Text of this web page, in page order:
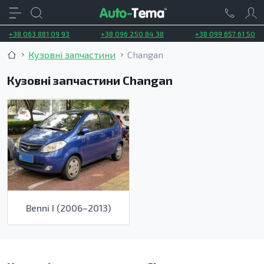
+38 063 881 09 93 +38 096 250 84 38 +38 099 657 61 50
Кузовні запчастини Changan
Кузовні запчастини Changan
Benni I (2006–2013)